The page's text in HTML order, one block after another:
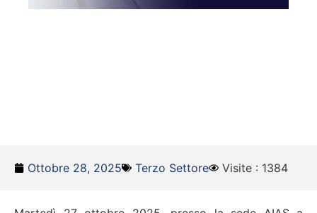
Ottobre 28, 2025 Terzo Settore Visite : 1384